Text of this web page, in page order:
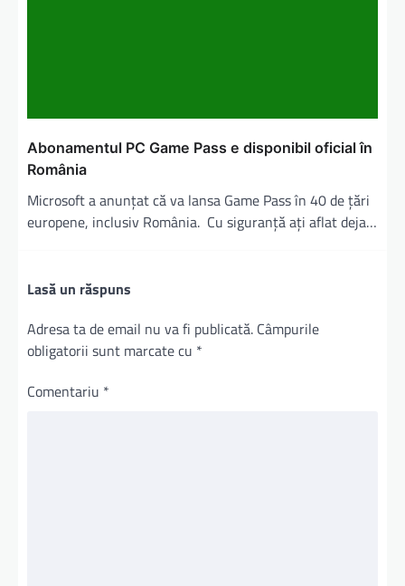
Abonamentul PC Game Pass e disponibil oficial în
România
Microsoft a anunțat că va lansa Game Pass în 40 de țări
europene, inclusiv România. Cu siguranță ați aflat deja…
Lasă un răspuns
Adresa ta de email nu va fi publicată. Câmpurile
obligatorii sunt marcate cu *
Comentariu *